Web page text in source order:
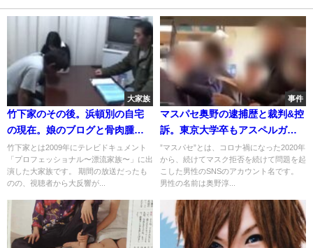
大家族
竹下家のその後。浜頓別の自宅
の現在。娘のブログと骨肉腫の
噂
竹下家とは2009年にテレビドキュメント
「プロフェッショナル〜漂流家族〜」に出
演した大家族です。 期間の放送だったも
のの、視聴者から大反響が...
事件
マスパセ奥野の逮捕歴と裁判&控
訴。東京大学卒もアスペルガ
ー？現在の結婚と嫁
”マスパセ”とは、コロナ禍になった2020年
から、続けてマスク拒否を続けて問題を起
こした男性のSNSのアカウント名です。
男性の名前は奥野淳...